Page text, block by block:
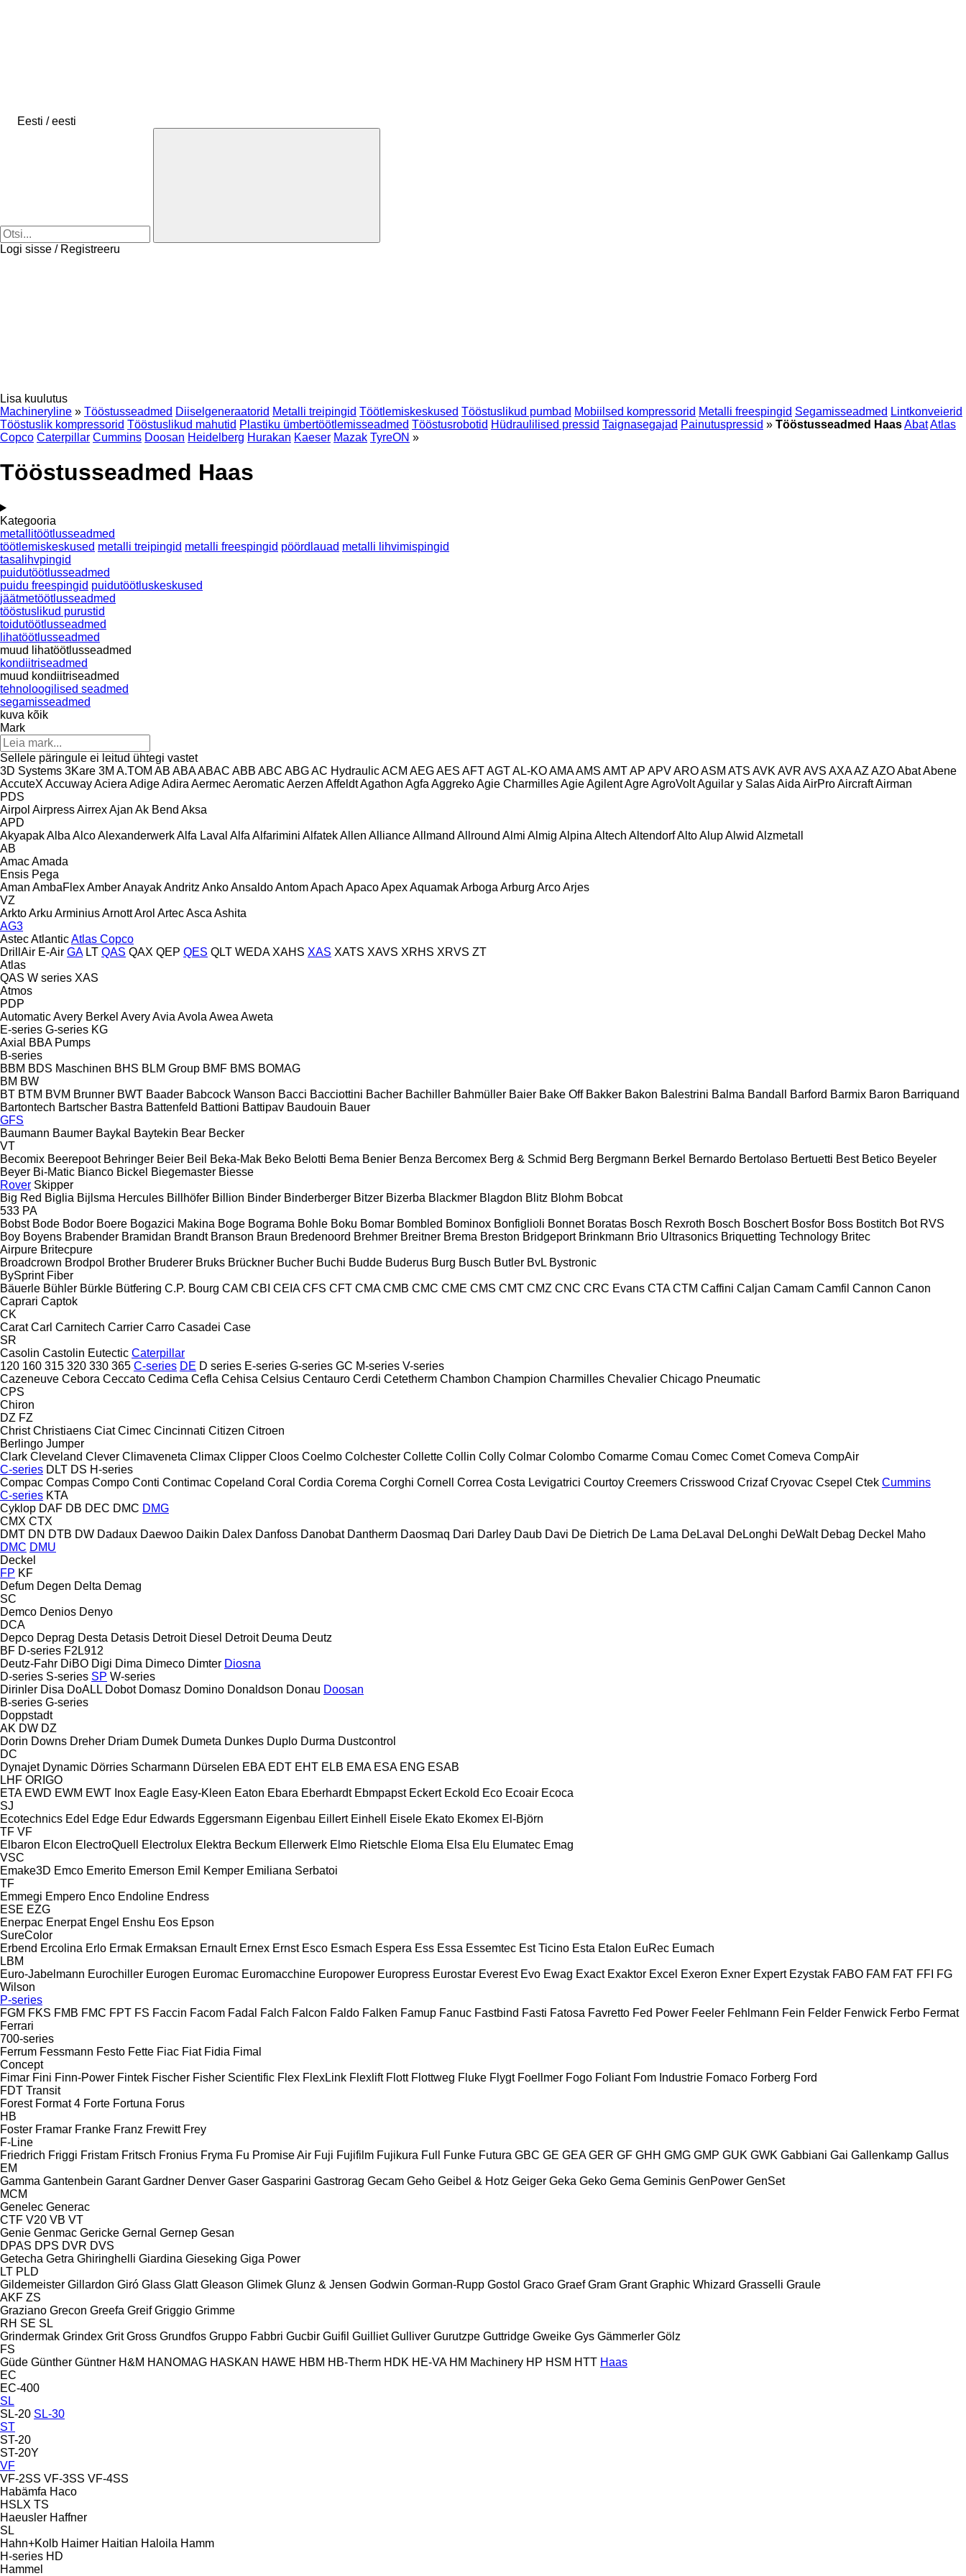
Eesti / eesti
Logi sisse / Registreeru
Lisa kuulutus
Machineryline » Tööstusseadmed Diiselgeneraatorid Metalli treipingid Töötlemiskeskused Tööstuslikud pumbad Mobiilsed kompressorid Metalli freespingid Segamisseadmed Lintkonveierid
Tööstuslik kompressorid Tööstuslikud mahutid Plastiku ümbertöötlemisseadmed Tööstusrobotid Hüdraulilised pressid Taignasegajad Painutuspressid » Tööstusseadmed HaasAbatAtlas
Copco Caterpillar Cummins Doosan Heidelberg Hurakan Kaeser Mazak TyreON »
Tööstusseadmed Haas
Kategooria
metallitöötlusseadmed
töötlemiskeskused metalli treipingid metalli freespingid pöördlauad metalli lihvimispingid
tasalihvpingid
puidutöötlusseadmed
puidu freespingid puidutöötluskeskused
jäätmetöötlusseadmed
tööstuslikud purustid
toidutöötlusseadmed
lihatöötlusseadmed
muud lihatöötlusseadmed
kondiitriseadmed
muud kondiitriseadmed
tehnoloogilised seadmed
segamisseadmed
kuva kõik
Mark
Sellele päringule ei leitud ühtegi vastet
3D Systems 3Kare 3M A.TOM AB ABAABAC ABB ABC ABGAC HydraulicACM AEGAES AFTAGTAL-KOAMAAMS AMTAP APVAROASM ATS AVK AVR AVS AXAAZ AZOAbatAbene
AccuteX AccuwayAciera AdigeAdira AermecAeromaticAerzen AffeldtAgathon Agfa AggrekoAgie CharmillesAgieAgilentAgreAgroVoltAguilar y SalasAida AirProAircraftAirman
PDS
Airpol AirpressAirrexAjan Ak Bend Aksa
APD
AkyapakAlba AlcoAlexanderwerkAlfa Laval Alfa Alfarimini AlfatekAllen AllianceAllmand Allround Almi Almig Alpina Altech AltendorfAltoAlupAlwid Alzmetall
AB
AmacAmada
Ensis Pega
Aman AmbaFlexAmberAnayakAndritz AnkoAnsaldoAntomApach ApacoApexAquamakArboga Arburg ArcoArjes
VZ
ArktoArku ArminiusArnottArol ArtecAsca Ashita
AG3
AstecAtlanticAtlas Copco
DrillAir E-Air GA LT QAS QAX QEP QES QLT WEDA XAHS XAS XATS XAVS XRHS XRVS ZT
Atlas
QAS W series XAS
Atmos
PDP
AutomaticAvery Berkel AveryAvia Avola Awea Aweta
E-series G-series KG
Axial
BBA Pumps
B-series
BBM BDS Maschinen BHS BLM Group BMF BMS BOMAG
BM BW
BT BTM BVM Brunner BWT Baader Babcock Wanson Bacci Bacciottini Bacher Bachiller Bahmüller Baier Bake Off Bakker Bakon Balestrini Balma Bandall Barford Barmix Baron Barriquand
Bartontech Bartscher Bastra Battenfeld Battioni Battipav Baudouin Bauer
GFS
Baumann Baumer Baykal Baytekin Bear Becker
VT
Becomix Beerepoot Behringer Beier Beil Beka-Mak Beko Belotti Bema Benier Benza Bercomex Berg & Schmid Berg Bergmann Berkel Bernardo Bertolaso Bertuetti Best Betico Beyeler
Beyer Bi-Matic Bianco Bickel Biegemaster Biesse
Rover Skipper
Big Red Biglia Bijlsma Hercules Billhöfer Billion Binder Binderberger Bitzer Bizerba Blackmer Blagdon Blitz Blohm Bobcat
533 PA
Bobst Bode Bodor Boere Bogazici Makina Boge Bograma Bohle Boku Bomar Bombled Bominox Bonfiglioli Bonnet Boratas Bosch Rexroth Bosch Boschert Bosfor Boss Bostitch Bot RVS
Boy Boyens Brabender Bramidan Brandt Branson Braun Bredenoord Brehmer Breitner Brema Breston Bridgeport Brinkmann Brio Ultrasonics Briquetting Technology Britec
Airpure Britecpure
Broadcrown Brodpol Brother Bruderer Bruks Brückner Bucher Buchi Budde Buderus Burg Busch Butler BvL Bystronic
BySprint Fiber
Bäuerle Bühler Bürkle Bütfering C.P. Bourg CAM CBI CEIA CFS CFT CMA CMB CMC CME CMS CMT CMZ CNC CRC Evans CTA CTM Caffini Caljan Camam Camfil Cannon Canon
Caprari Captok
CK
Carat Carl Carnitech Carrier Carro Casadei Case
SR
Casolin Castolin Eutectic Caterpillar
120 160 315 320 330 365 C-series DE D series E-series G-series GC M-series V-series
Cazeneuve Cebora Ceccato Cedima Cefla Cehisa Celsius Centauro Cerdi Cetetherm Chambon Champion Charmilles Chevalier Chicago Pneumatic
CPS
Chiron
DZ FZ
Christ Christiaens Ciat Cimec Cincinnati Citizen Citroen
Berlingo Jumper
Clark Cleveland Clever Climaveneta Climax Clipper Cloos Coelmo Colchester Collette Collin Colly Colmar Colombo Comarme Comau Comec Comet Comeva CompAir
C-series DLT DS H-series
Compac Compas Compo Conti Contimac Copeland Coral Cordia Corema Corghi Cornell Correa Costa Levigatrici Courtoy Creemers Crisswood Crizaf Cryovac Csepel Ctek Cummins
C-series KTA
Cyklop DAF DB DEC DMC DMG
CMX CTX
DMT DN DTB DW Dadaux Daewoo Daikin Dalex Danfoss Danobat Dantherm Daosmaq Dari Darley Daub Davi De Dietrich De Lama DeLaval DeLonghi DeWalt Debag Deckel Maho
DMC DMU
Deckel
FP KF
Defum Degen Delta Demag
SC
Demco Denios Denyo
DCA
Depco Deprag Desta Detasis Detroit Diesel Detroit Deuma Deutz
BF D-series F2L912
Deutz-Fahr DiBO Digi Dima Dimeco Dimter Diosna
D-series S-series SP W-series
Dirinler Disa DoALL Dobot Domasz Domino Donaldson Donau Doosan
B-series G-series
Doppstadt
AK DW DZ
Dorin Downs Dreher Driam Dumek Dumeta Dunkes Duplo Durma Dustcontrol
DC
Dynajet Dynamic Dörries Scharmann Dürselen EBA EDT EHT ELB EMA ESA ENG ESAB
LHF ORIGO
ETA EWD EWM EWT Inox Eagle Easy-Kleen Eaton Ebara Eberhardt Ebmpapst Eckert Eckold Eco Ecoair Ecoca
SJ
Ecotechnics Edel Edge Edur Edwards Eggersmann Eigenbau Eillert Einhell Eisele Ekato Ekomex El-Björn
TF VF
Elbaron Elcon ElectroQuell Electrolux Elektra Beckum Ellerwerk Elmo Rietschle Eloma Elsa Elu Elumatec Emag
VSC
Emake3D Emco Emerito Emerson Emil Kemper Emiliana Serbatoi
TF
Emmegi Empero Enco Endoline Endress
ESE EZG
Enerpac Enerpat Engel Enshu Eos Epson
SureColor
Erbend Ercolina Erlo Ermak Ermaksan Ernault Ernex Ernst Esco Esmach Espera Ess Essa Essemtec Est Ticino Esta Etalon EuRec Eumach
LBM
Euro-Jabelmann Eurochiller Eurogen Euromac Euromacchine Europower Europress Eurostar Everest Evo Ewag Exact Exaktor Excel Exeron Exner Expert Ezystak FABO FAM FAT FFI FG
Wilson
P-series
FGM FKS FMB FMC FPT FS Faccin Facom Fadal Falch Falcon Faldo Falken Famup Fanuc Fastbind Fasti Fatosa Favretto Fed Power Feeler Fehlmann Fein Felder Fenwick Ferbo Fermat
Ferrari
700-series
Ferrum Fessmann Festo Fette Fiac Fiat Fidia Fimal
Concept
Fimar Fini Finn-Power Fintek Fischer Fisher Scientific Flex FlexLink Flexlift Flott Flottweg Fluke Flygt Foellmer Fogo Foliant Fom Industrie Fomaco Forberg Ford
FDT Transit
Forest Format 4 Forte Fortuna Forus
HB
Foster Framar Franke Franz Frewitt Frey
F-Line
Friedrich Friggi Fristam Fritsch Fronius Fryma Fu Promise Air Fuji Fujifilm Fujikura Full Funke Futura GBC GE GEA GER GF GHH GMG GMP GUK GWK Gabbiani Gai Gallenkamp Gallus
EM
Gamma Gantenbein Garant Gardner Denver Gaser Gasparini Gastrorag Gecam Geho Geibel & Hotz Geiger Geka Geko Gema Geminis GenPower GenSet
MCM
Genelec Generac
CTF V20 VB VT
Genie Genmac Gericke Gernal Gernep Gesan
DPAS DPS DVR DVS
Getecha Getra Ghiringhelli Giardina Gieseking Giga Power
LT PLD
Gildemeister Gillardon Giró Glass Glatt Gleason Glimek Glunz & Jensen Godwin Gorman-Rupp Gostol Graco Graef Gram Grant Graphic Whizard Grasselli Graule
AKF ZS
Graziano Grecon Greefa Greif Griggio Grimme
RH SE SL
Grindermak Grindex Grit Gross Grundfos Gruppo Fabbri Gucbir Guifil Guilliet Gulliver Gurutzpe Guttridge Gweike Gys Gämmerler Gölz
FS
Güde Günther Güntner H&M HANOMAG HASKAN HAWE HBM HB‑Therm HDK HE-VA HM Machinery HP HSM HTT Haas
EC
EC-400
SL
SL-20 SL-30
ST
ST-20
ST-20Y
VF
VF-2SS VF-3SS VF-4SS
Habämfa Haco
HSLX TS
Haeusler Haffner
SL
Hahn+Kolb Haimer Haitian Haloila Hamm
H-series HD
Hammel